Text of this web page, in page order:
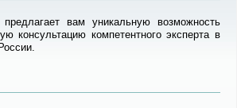
вам уникальную возможность
консультацию компетентного эксперта в